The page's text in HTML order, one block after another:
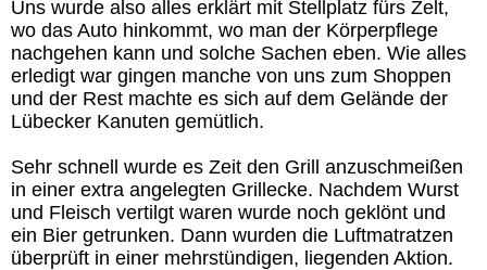
Uns wurde also alles erklärt mit Stellplatz fürs Zelt,
wo das Auto hinkommt, wo man der Körperpflege
nachgehen kann und solche Sachen eben. Wie alles
erledigt war gingen manche von uns zum Shoppen
und der Rest machte es sich auf dem Gelände der
Lübecker Kanuten gemütlich.
Sehr schnell wurde es Zeit den Grill anzuschmeißen
in einer extra angelegten Grillecke. Nachdem Wurst
und Fleisch vertilgt waren wurde noch geklönt und
ein Bier getrunken. Dann wurden die Luftmatratzen
überprüft in einer mehrstündigen, liegenden Aktion.